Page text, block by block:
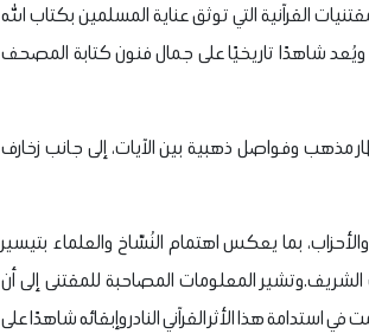
القرآنية التي توثق عناية المسلمين بكتاب الله
العصور، من أبرزها مصحف نادر يعود تاريخه إلى عام 1259هـ الموافق 1843م، ويُعد شاهدًا تاريخيًا على جمال فنون كتابة المصحف
مذهب وفواصل ذهبية بين الآيات، إلى جانب زخارف
بما يعكس اهتمام النُسّاخ والعلماء بتيسير
الشريف.وتشير المعلومات المصاحبة للمقتنى إلى أن
هذا الأثر القرآني النادر وإبقائه شاهدًا على